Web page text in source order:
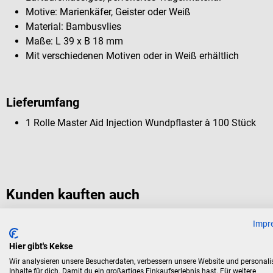
Motive: Marienkäfer, Geister oder Weiß
Material: Bambusvlies
Maße: L 39 x B 18 mm
Mit verschiedenen Motiven oder in Weiß erhältlich
Lieferumfang
1 Rolle Master Aid Injection Wundpflaster à 100 Stück
Kunden kauften auch
SSB
Master Aid
Injection Wundpflaster
Hier gibt's Kekse
Wir analysieren unsere Besucherdaten, verbessern unsere Website und
Inhalte für dich. Damit du ein großartiges Einkaufserlebnis hast. Für weitere